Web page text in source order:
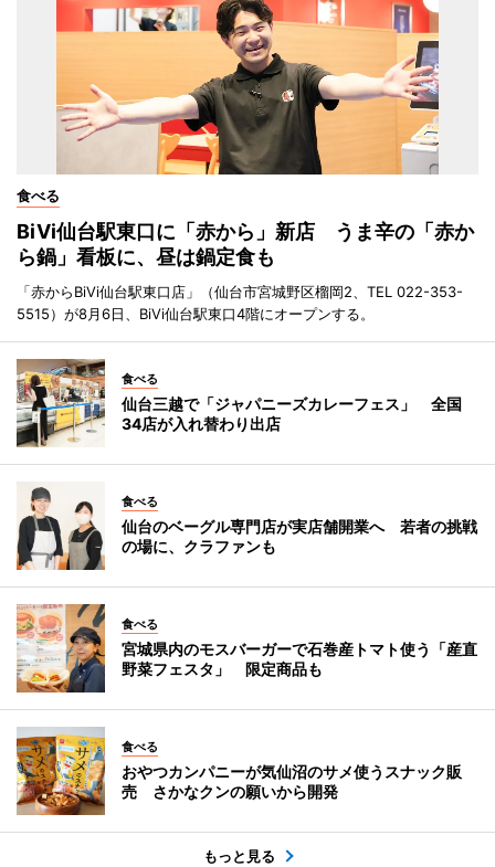
食べる
BiVi仙台駅東口に「赤から」新店 うま辛の「赤か
ら鍋」看板に、昼は鍋定食も
「赤からBiVi仙台駅東口店」（仙台市宮城野区榴岡2、TEL 022-353-
5515）が8月6日、BiVi仙台駅東口4階にオープンする。
食べる
仙台三越で「ジャパニーズカレーフェス」 全国
34店が入れ替わり出店
食べる
仙台のベーグル専門店が実店舗開業へ 若者の挑戦
の場に、クラファンも
食べる
宮城県内のモスバーガーで石巻産トマト使う「産直
野菜フェスタ」 限定商品も
食べる
おやつカンパニーが気仙沼のサメ使うスナック販
売 さかなクンの願いから開発
もっと見る